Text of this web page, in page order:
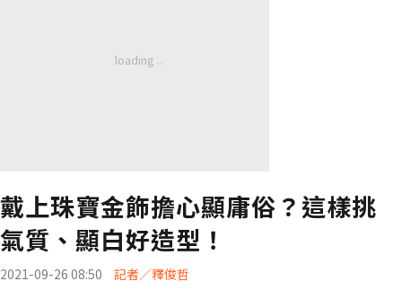
戴上珠寶金飾擔心顯庸俗？這樣挑
氣質、顯白好造型！
2021-09-26 08:50 記者／釋俊哲